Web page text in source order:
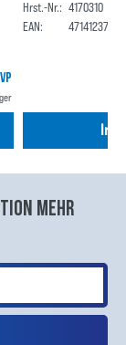
Hrst.-Nr.: 4170310
EAN:
In
mehr